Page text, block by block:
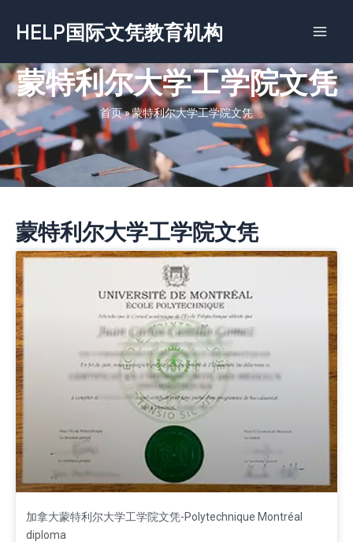
容
HELP国际文凭教育机构
蒙特利尔大学工学院文凭
首页»蒙特利尔大学工学院文凭
蒙特利尔大学工学院文凭
加拿大蒙特利尔大学工学院文凭-Polytechnique Montréal
diploma